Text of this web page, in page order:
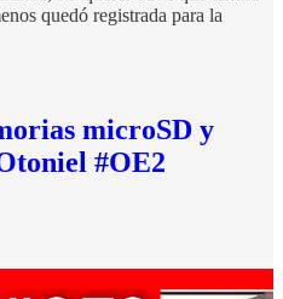
quedó registrada para la
microSD y
#OE2